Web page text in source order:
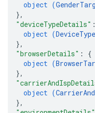
object (
},
"deviceTypeDetails" :
object (
},
"browserDetails" : {
object (
},
object (
},